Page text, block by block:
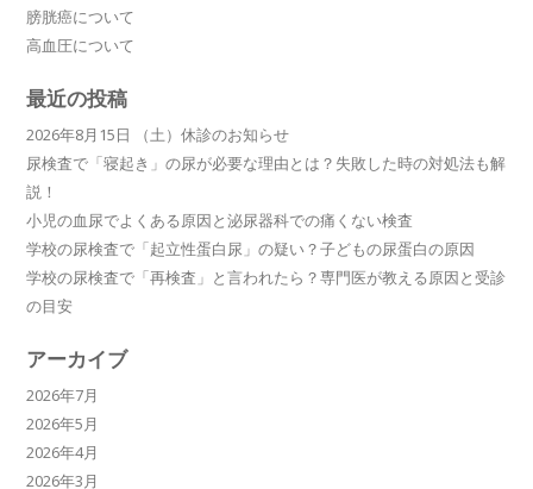
膀胱癌について
高血圧について
最近の投稿
2026年8月15日 （土）休診のお知らせ
尿検査で「寝起き」の尿が必要な理由とは？失敗した時の対処法も解
説！
小児の血尿でよくある原因と泌尿器科での痛くない検査
学校の尿検査で「起立性蛋白尿」の疑い？子どもの尿蛋白の原因
学校の尿検査で「再検査」と言われたら？専門医が教える原因と受診
の目安
アーカイブ
2026年7月
2026年5月
2026年4月
2026年3月